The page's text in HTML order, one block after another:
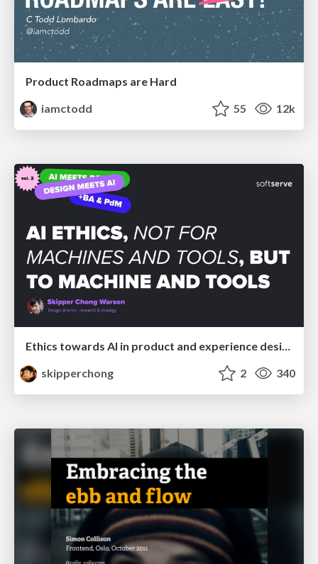
Product Roadmaps are Hard
iamctodd
55 12k
skipperchong
2 340